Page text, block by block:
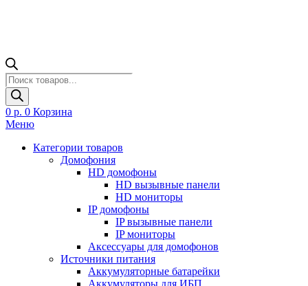
Поиск
товаров
0 р. 0 Корзина
Меню
Категории товаров
Домофония
HD домофоны
HD вызывные панели
HD мониторы
IP домофоны
IP вызывные панели
IP мониторы
Аксессуары для домофонов
Источники питания
Аккумуляторные батарейки
Аккумуляторы для ИБП